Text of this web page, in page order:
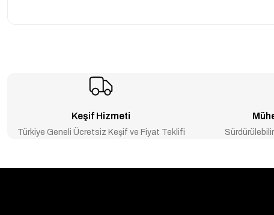
Keşif Hizmeti
Türkiye Geneli Ücretsiz Keşif ve Fiyat Teklifi